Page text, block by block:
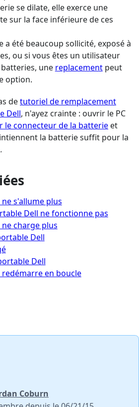
se dilate, elle exerce une
sur la face inférieure de ces
a été beaucoup sollicité, exposé à
ou si vous êtes un utilisateur
une replacementpeut
option.
detutoriel de remplacement
Dell, n'ayez crainte : ouvrir le PC
le connecteur de la batterie et
la batterie suffit pour la
s'allume plus
Dell ne fonctionne pas
ne charge plus
Dell
Dell
redémarre en boucle
Coburn